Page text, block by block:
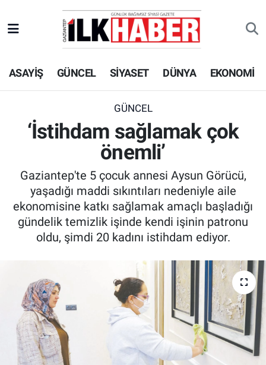
ASAYİŞ GÜNCEL SİYASET DÜNYA EKONOMİ
GÜNCEL
‘İstihdam sağlamak çok
önemli’
Gaziantep'te 5 çocuk annesi Aysun Görücü,
yaşadığı maddi sıkıntıları nedeniyle aile
ekonomisine katkı sağlamak amaçlı başladığı
gündelik temizlik işinde kendi işinin patronu
oldu, şimdi 20 kadını istihdam ediyor.
EKONOMİ
SİYASET
SPOR
ASAYİŞ
EĞİTİM
Beyoğlu Hava Durumu
Beyoğlu Trafik Yoğunluk Haritası
Süper Lig Puan Durumu ve Fikstür
Tüm Manşetler
Haber Arşivi